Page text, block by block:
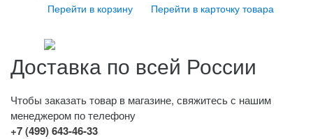
Перейти в корзину Перейти в карточку товара
Доставка по всей России
Чтобы заказать товар в магазине, свяжитесь с нашим
менеджером по телефону
+7 (499) 643-46-33